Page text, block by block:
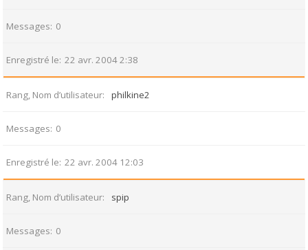
Messages 0
Enregistré le 22 avr. 2004 2:38
Rang, Nom d’utilisateur philkine2
Messages 0
Enregistré le 22 avr. 2004 12:03
Rang, Nom d’utilisateur spip
Messages 0